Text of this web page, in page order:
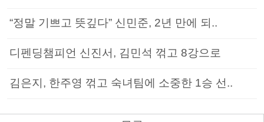
“정말 기쁘고 뜻깊다” 신민준, 2년 만에 되..
디펜딩챔피언 신진서, 김민석 꺾고 8강으로
김은지, 한주영 꺾고 숙녀팀에 소중한 1승 선..